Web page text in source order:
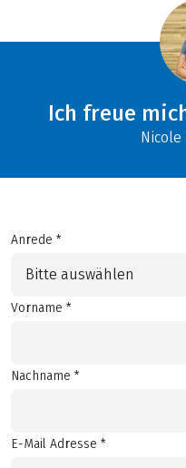
Ich freue
Nicole
Anrede *
Bitte auswählen
Vorname *
Nachname *
E-Mail Adresse *